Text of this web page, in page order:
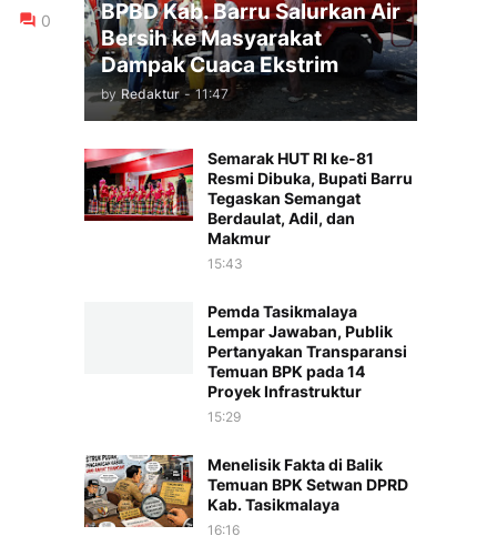
0
BPBD Kab. Barru Salurkan Air
Bersih ke Masyarakat
Dampak Cuaca Ekstrim
by Redaktur - 11:47
Semarak HUT RI ke-81
Resmi Dibuka, Bupati Barru
Tegaskan Semangat
Berdaulat, Adil, dan
Makmur
15:43
Pemda Tasikmalaya
Lempar Jawaban, Publik
Pertanyakan Transparansi
Temuan BPK pada 14
Proyek Infrastruktur
15:29
Menelisik Fakta di Balik
Temuan BPK Setwan DPRD
Kab. Tasikmalaya
16:16